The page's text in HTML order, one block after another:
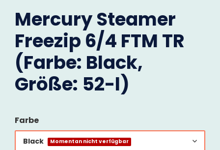
Mercury Steamer
Freezip 6/4 FTM TR
(Farbe: Black,
Größe: 52-l)
Farbe
Black Momentan nicht verfügbar